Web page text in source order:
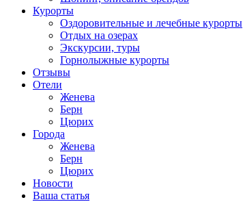
Курорты
Оздоровительные и лечебные курорты
Отдых на озерах
Экскурсии, туры
Горнолыжные курорты
Отзывы
Отели
Женева
Берн
Цюрих
Города
Женева
Берн
Цюрих
Новости
Ваша статья